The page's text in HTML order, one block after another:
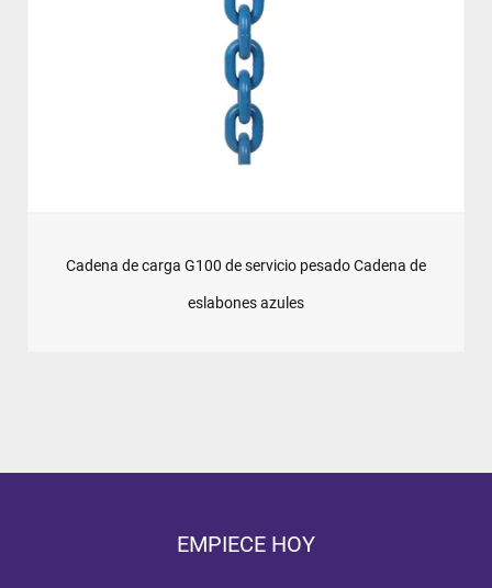
Cadena de carga G100 de servicio pesado Cadena de
eslabones azules
EMPIECE HOY